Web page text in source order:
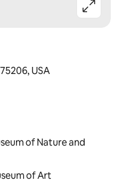
USA
of Nature and
of Art